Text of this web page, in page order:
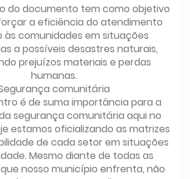
do documento tem como objetivo
a eficiência do atendimento
às comunidades em situações
a possíveis desastres naturais,
prejuízos materiais e perdas
humanas.
comunitária
é de suma importância para a
segurança comunitária aqui no
estamos oficializando as matrizes
de cada setor em situações
Mesmo diante de todas as
nosso município enfrenta, não